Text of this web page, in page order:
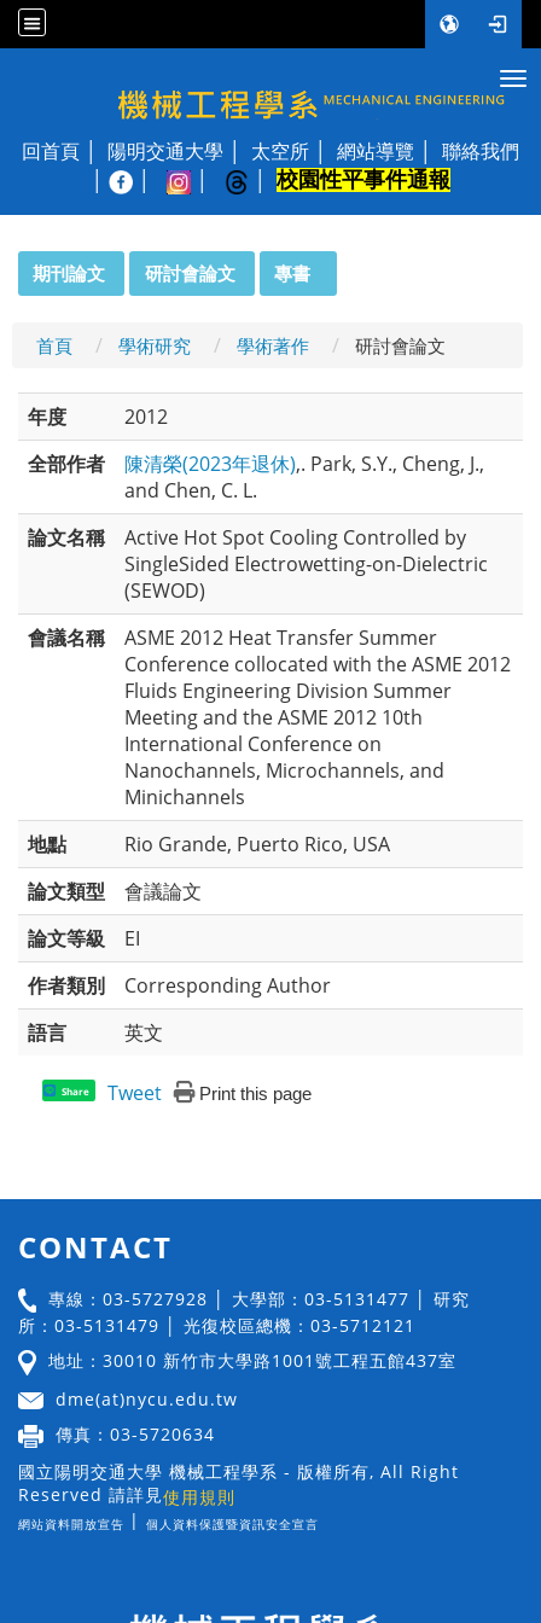
國立陽明交通大學 機械工程學系
回首頁 陽明交通大學 太空所 網站導覽
聯絡我們
校園性平事件通報
期刊論文 研討會論文 專書
首頁 學術研究 學術著作 研討會論文
年度
2012
全部作者
陳清榮(2023年退休),. Park, S.Y., Cheng, J.,
and Chen, C. L.
論文名稱
Active Hot Spot Cooling Controlled by
SingleSided Electrowetting-on-Dielectric
(SEWOD)
會議名稱
ASME 2012 Heat Transfer Summer
Conference collocated with the ASME 2012
Fluids Engineering Division Summer
Meeting and the ASME 2012 10th
International Conference on
Nanochannels, Microchannels, and
Minichannels
地點
Rio Grande, Puerto Rico, USA
論文類型
會議論文
論文等級
EI
作者類別
Corresponding Author
語言
英文
Share Tweet Print this page
CONTACT
專線：03-5727928 │ 大學部：03-5131477 │ 研究
所：03-5131479 │ 光復校區總機：03-5712121
地址：30010 新竹市大學路1001號工程五館437室
dme(at)nycu.edu.tw
傳真：03-5720634
國立陽明交通大學 機械工程學系 - 版權所有, All Right
Reserved 請詳見使用規則
網站資料開放宣告 | 個人資料保護暨資訊安全宣言